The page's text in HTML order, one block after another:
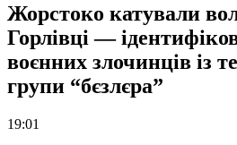
Жорстоко катували
Горлівці —
воєнних злочинців із
групи “бєзлєра”
19:01